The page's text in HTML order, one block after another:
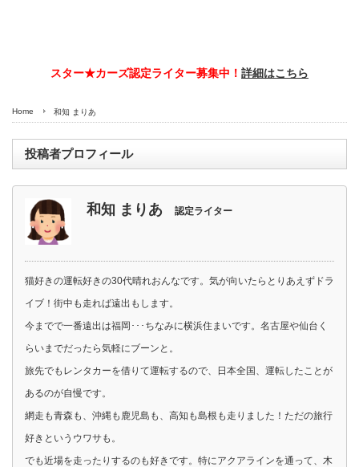
スター★カーズ認定ライター募集中！ 詳細はこちら
Home 和知 まりあ
投稿者プロフィール
和知 まりあ 認定ライター
猫好きの運転好きの30代晴れおんなです。気が向いたらとりあえずドラ
イブ！街中も走れば遠出もします。
今までで一番遠出は福岡･･･ちなみに横浜住まいです。名古屋や仙台く
らいまでだったら気軽にブーンと。
旅先でもレンタカーを借りて運転するので、日本全国、運転したことが
あるのが自慢です。
網走も青森も、沖縄も鹿児島も、高知も島根も走りました！ただの旅行
好きというウワサも。
でも近場を走ったりするのも好きです。特にアクアラインを通って、木